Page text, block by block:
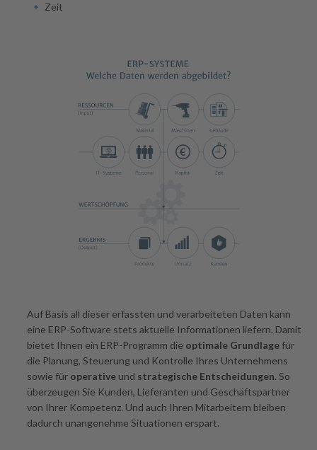
Zeit
Auf Basis all dieser erfassten und verarbeiteten Daten kann
eine ERP-Software stets aktuelle Informationen liefern. Damit
bietet Ihnen ein ERP-Programm die optimale Grundlagefür
die Planung, Steuerung und Kontrolle Ihres Unternehmens
sowie für operativeund strategische Entscheidungen. So
überzeugen Sie Kunden, Lieferanten und Geschäftspartner
von Ihrer Kompetenz. Und auch Ihren Mitarbeitern bleiben
dadurch unangenehme Situationen erspart.